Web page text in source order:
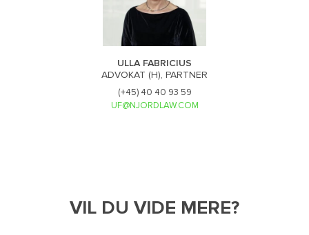
ULLA FABRICIUS
ADVOKAT (H), PARTNER
(+45) 40 40 93 59
UF@NJORDLAW.COM
VIL DU VIDE MERE?